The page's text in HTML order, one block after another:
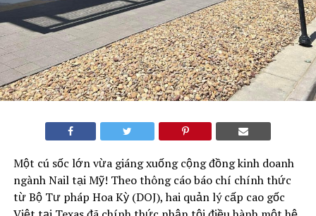
Một cú sốc lớn vừa giáng xuống cộng đồng kinh doanh
ngành Nail tại Mỹ! Theo thông cáo báo chí chính thức
từ Bộ Tư pháp Hoa Kỳ (DOJ), hai quản lý cấp cao gốc